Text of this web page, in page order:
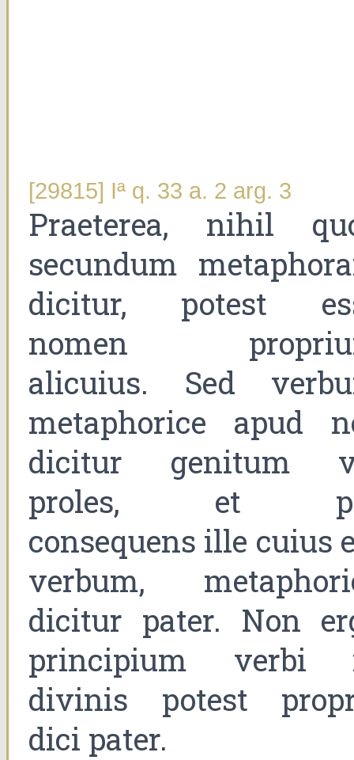
[29815] Iª q. 33 a. 2 arg. 3
Praeterea, nihil
secundum
dicitur, potest
nomen
alicuius. Sed
metaphorice apud
dicitur genitum
proles, et
consequens ille cuius
verbum,
dicitur pater. Non
principium verbi
divinis potest
dici pater.